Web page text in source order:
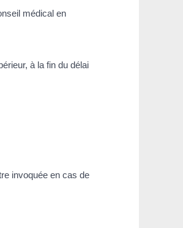
médical en
à la fin du délai
invoquée en cas de